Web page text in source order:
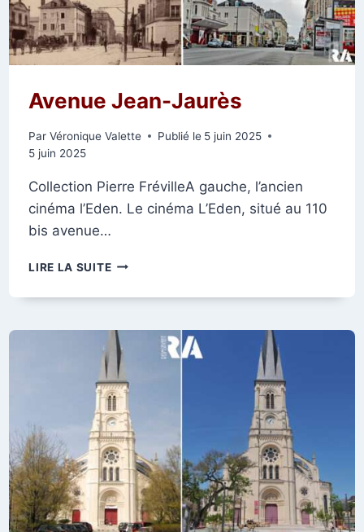
Avenue Jean-Jaurès
Par Véronique Valette Publié le 5 juin 2025
5 juin 2025
Collection Pierre FrévilleA gauche, l’ancien
cinéma l’Eden. Le cinéma L’Eden, situé au 110
bis avenue…
LIRE LA SUITEAVENUE
JAURÈS